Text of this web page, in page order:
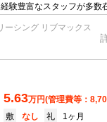
験豊富なスタッフが多数
申し付けください！初期
・オンライン契約等弊社
社ではネットに掲載され
気になる物件は全て申し
ーシング リブマックス
5.63万円(管理費等：
敷
なし 礼
1ヶ月